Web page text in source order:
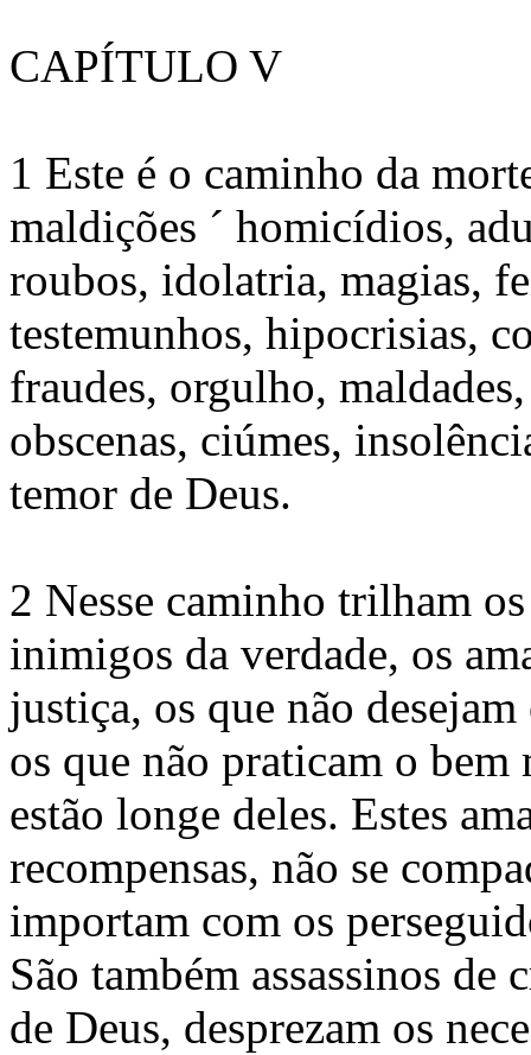
CAPÍTULO V
1 Este é o caminho da
maldições ´ homicídios,
roubos, idolatria, magias,
testemunhos, hipocrisias,
fraudes, orgulho,
obscenas, ciúmes,
temor de Deus.
2 Nesse caminho trilham
inimigos da verdade, os
justiça, os que não
os que não praticam o bem
estão longe deles. Estes
recompensas, não se
importam com os
São também assassinos de
de Deus, desprezam os